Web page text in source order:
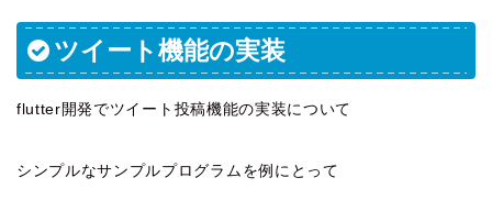
ツイート機能の実装
flutter開発でツイート投稿機能の実装について
シンプルなサンプルプログラムを例にとって